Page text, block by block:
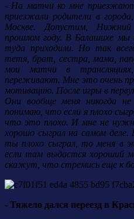
- На матчи ко мне
приезжали родители в
Москве. Допустим, Нижний
прошлом году. В Балашихе
туда приходили. Но так
тетя, брат, сестра, мама,
мои матчи в
переживают. Мне это очень
мотивацию. После игры в
Они вообще меня никогда
понимаю, что если я плохо
что это плохо. И мне не
хорошо сыграл на самом
ты плохо сыграл, то меня в
если там выдастся хороший
скажут, что стремись еще к
- Тяжело дался переезд в